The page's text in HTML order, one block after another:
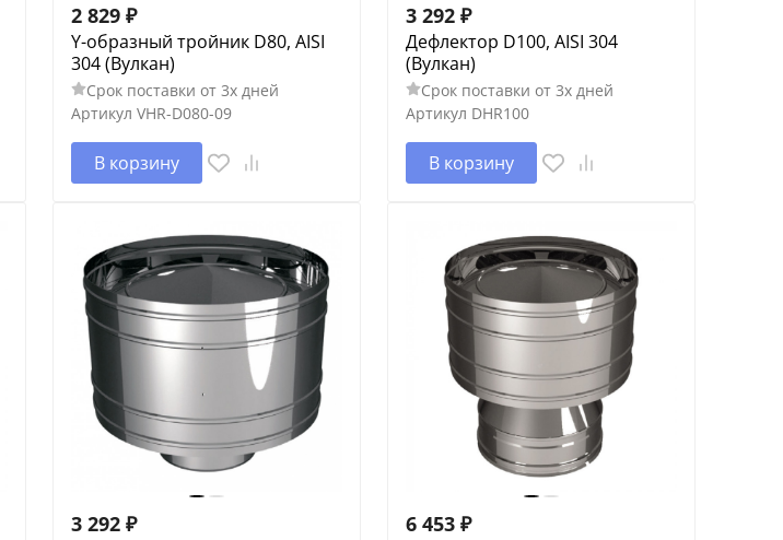
2 829 ₽
Y-образный тройник D80, AISI
304 (Вулкан)
Срок поставки от 3х дней
Артикул VHR-D080-09
В корзину
3 292 ₽
Дефлектор D100, AISI 304
(Вулкан)
Срок поставки от 3х дней
Артикул DHR100
В корзину
3 292 ₽ 6 453 ₽